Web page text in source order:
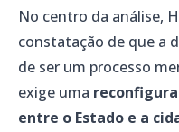
No centro da análise,
constatação de que a
de ser um processo
exige uma
entre o Estado e a